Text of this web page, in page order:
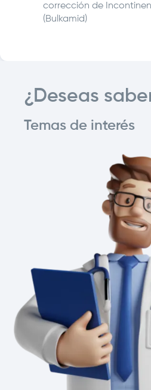
corrección de
(Bulkamid)
¿Deseas
Temas de interés